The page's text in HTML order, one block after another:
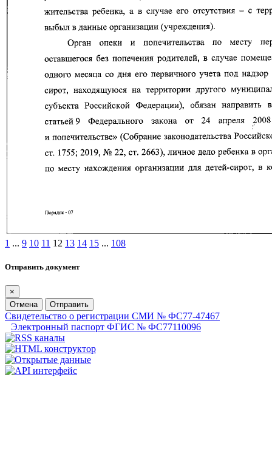
1 ... 9 10 11 12 13 14 15 ... 108
Отправить документ
×
Отмена
Отправить
Свидетельство о регистрации СМИ № ФС77-47467
Электронный паспорт ФГИС № ФС77110096